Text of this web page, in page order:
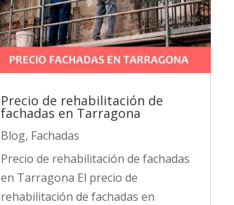
Precio de rehabilitación de
fachadas en Tarragona
Blog, Fachadas
Precio de rehabilitación de fachadas
en Tarragona El precio de
rehabilitación de fachadas en